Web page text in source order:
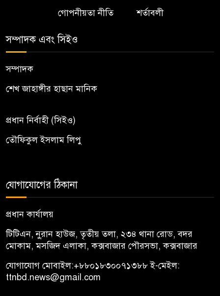
গোপনীয়তা নীতি শর্তাবলী
সম্পাদক এবং সিইও
সম্পাদক
শেখ জাহাঙ্গীর হাছান মানিক
প্রধান নির্বাহী (সিইও)
তৌফিকুল ইসলাম লিপু
যোগাযোগের ঠিকানা
প্রধান কার্যালয়
টিটিএন, নু্রান হাউজ, তৃতীয় তলা, ২৩৪ থানা রোড, বদর
মোকাম, মসজিদ এলাকা, কক্সবাজার পৌরসভা, কক্সবাজার
যোগাযোগ মোবাইল:+৮৮০১৮৩০০৭১৩৮৮ই-মেইল:
ttnbd.news@gmail.com